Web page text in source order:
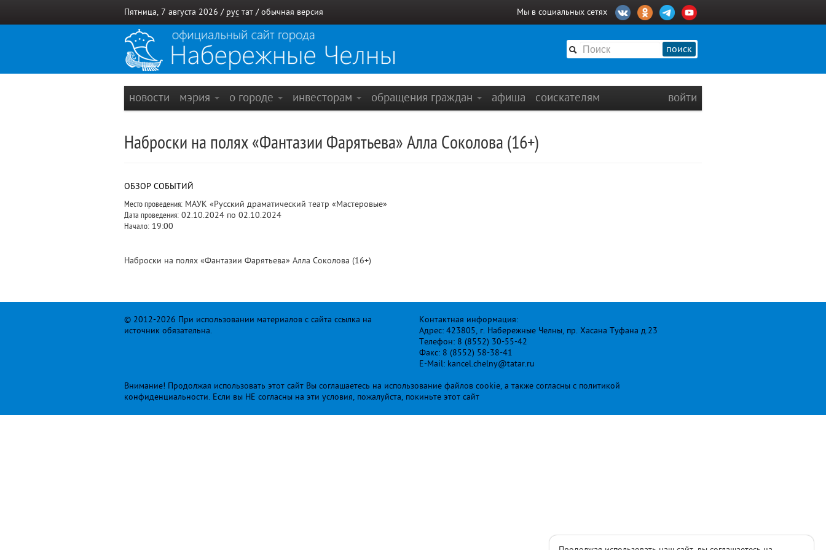
Пятница, 7 августа 2026 / рус тат / обычная версия Мы в социальных сетях
поиск
новости мэрия о городе инвесторам обращения граждан афиша соискателям войти
Наброски на полях «Фантазии Фарятьева» Алла Соколова (16+)
ОБЗОР СОБЫТИЙ
Место проведения: МАУК «Русский драматический театр «Мастеровые»
Дата проведения: 02.10.2024 по 02.10.2024
Начало: 19:00
Наброски на полях «Фантазии Фарятьева» Алла Соколова (16+)
© 2012-2026 При использовании материалов с сайта ссылка на
источник обязательна.
Контактная информация:
Адрес: 423805, г. Набережные Челны, пр. Хасана Туфана д.23
Телефон: 8 (8552) 30-55-42
Факс: 8 (8552) 58-38-41
E-Mail: kancel.chelny@tatar.ru
Внимание! Продолжая использовать этот сайт Вы соглашаетесь на использование файлов cookie, а также согласны с политикой
конфиденциальности. Если вы НЕ согласны на эти условия, пожалуйста, покиньте этот сайт